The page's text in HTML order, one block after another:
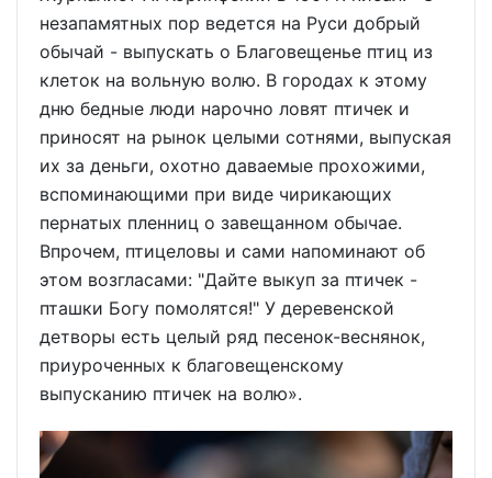
незапамятных пор ведется на Руси добрый
обычай - выпускать о Благовещенье птиц из
клеток на вольную волю. В городах к этому
дню бедные люди нарочно ловят птичек и
приносят на рынок целыми сотнями, выпуская
их за деньги, охотно даваемые прохожими,
вспоминающими при виде чирикающих
пернатых пленниц о завещанном обычае.
Впрочем, птицеловы и сами напоминают об
этом возгласами: "Дайте выкуп за птичек -
пташки Богу помолятся!" У деревенской
детворы есть целый ряд песенок-веснянок,
приуроченных к благовещенскому
выпусканию птичек на волю».